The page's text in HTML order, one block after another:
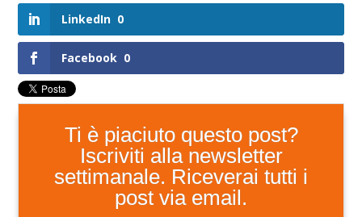
LinkedIn 0
Facebook 0
Ti è piaciuto questo post?
Iscriviti alla newsletter
settimanale. Riceverai tutti i
post via email.